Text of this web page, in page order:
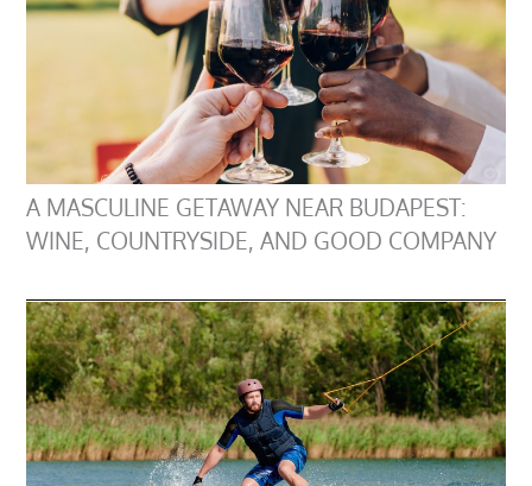
A MASCULINE GETAWAY NEAR BUDAPEST:
WINE, COUNTRYSIDE, AND GOOD COMPANY